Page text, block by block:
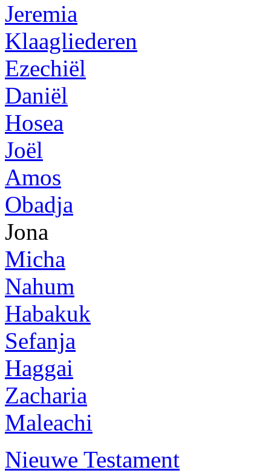
Jeremia
Klaagliederen
Ezechiël
Daniël
Hosea
Joël
Amos
Obadja
Jona
Micha
Nahum
Habakuk
Sefanja
Haggai
Zacharia
Maleachi
Nieuwe Testament